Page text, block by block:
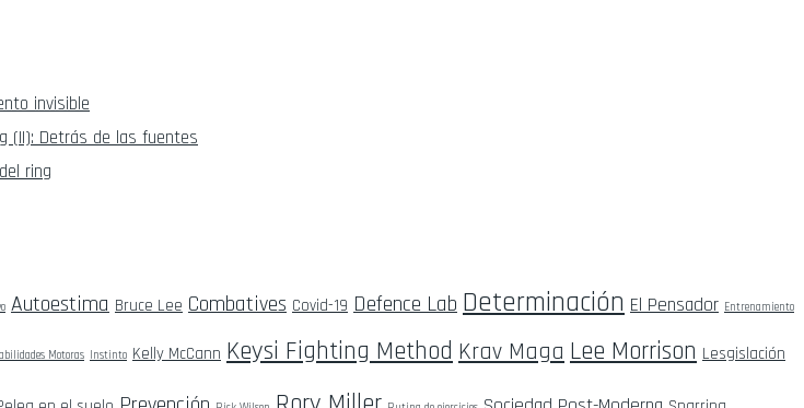
invisible
(II): Detrás de las fuentes
ring
Autoestima Bruce Lee Combatives Covid-19 Defence Lab Determinación El Pensador Entrenamiento
Motoras Instinto Kelly McCann Keysi Fighting Method Krav Maga Lee Morrison Lesgislación